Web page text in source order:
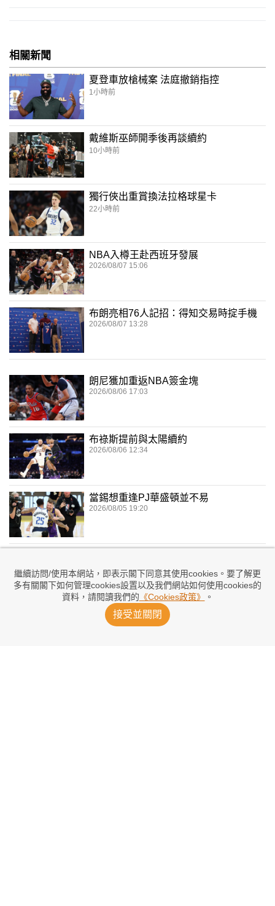
繼續訪問/使用本網站，即表示閣下同意其使用cookies。要了解更
多有關閣下如何管理cookies設置以及我們網站如何使用cookies的
資料，請閱讀我們的 《Cookies政策》 。
接受並關閉
相關新聞
夏登車放槍械案 法庭撤銷指控
1小時前
戴維斯巫師開季後再談續約
10小時前
獨行俠出重賞換法拉格球星卡
22小時前
NBA入樽王赴西班牙發展
2026/08/07 15:06
布朗亮相76人記招：得知交易時掟手機
2026/08/07 13:28
朗尼獲加重返NBA簽金塊
2026/08/06 17:03
布祿斯提前與太陽續約
2026/08/06 12:34
當錫想重逢PJ華盛頓並不易
2026/08/05 19:20
當錫前未婚妻棄撫養費申請
2026/08/05 09:17